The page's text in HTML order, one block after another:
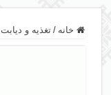
خانه / تغذیه و دیابت